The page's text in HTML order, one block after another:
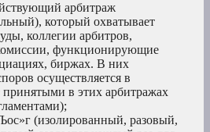
арбитраж
который охватывает
коллегии арбитров,
функционирующие
биржах. В них
осуществляется в
принятыми в этих арбитражах
(изолированный, разовый,